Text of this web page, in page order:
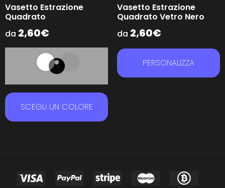
Vasetto Estrazione
Quadrato
da 2,60€
SCEGLI UN COLORE
Vasetto Estrazione
Quadrato Vetro Nero
da 2,60€
PERSONALIZZA